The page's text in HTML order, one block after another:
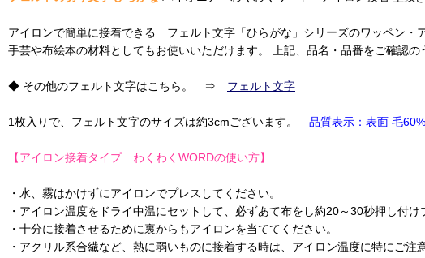
アイロンで簡単に接着できる フェルト文字「ひらがな」シリーズのワッペン・
手芸や布絵本の材料としてもお使いいただけます。 上記、品名・品番をご確認の
◆ その他のフェルト文字はこちら。 ⇒ フェルト文字
1枚入りで、フェルト文字のサイズは約3cmございます。 品質表示：表面 毛
【アイロン接着タイプ わくわくWORDの使い方】
・水、霧はかけずにアイロンでプレスしてください。
・アイロン温度をドライ中温にセットして、必ずあて布をし約20～30秒押し付け
・十分に接着させるために裏からもアイロンを当ててください。
・アクリル系合繊など、熱に弱いものに接着する時は、アイロン温度に特にご注